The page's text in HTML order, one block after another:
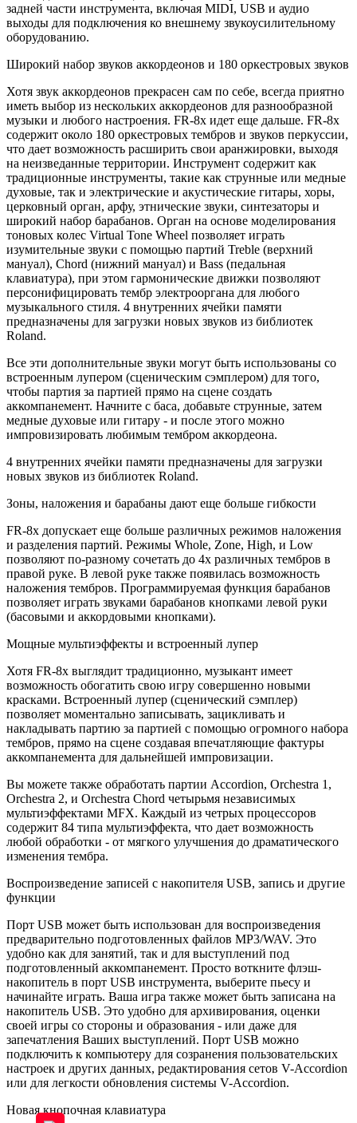
задней части инструмента, включая MIDI, USB и аудио
выходы для подключения ко внешнему звукоусилительному
оборудованию.
Широкий набор звуков аккордеонов и 180 оркестровых звуков
Хотя звук аккордеонов прекрасен сам по себе, всегда приятно
иметь выбор из нескольких аккордеонов для разнообразной
музыки и любого настроения. FR-8x идет еще дальше. FR-8x
содержит около 180 оркестровых тембров и звуков перкуссии,
что дает возможность расширить свои аранжировки, выходя
на неизведанные территории. Инструмент содержит как
традиционные инструменты, такие как струнные или медные
духовые, так и электрические и акустические гитары, хоры,
церковный орган, арфу, этнические звуки, синтезаторы и
широкий набор барабанов. Орган на основе моделирования
тоновых колес Virtual Tone Wheel позволяет играть
изумительные звуки с помощью партий Treble (верхний
мануал), Chord (нижний мануал) и Bass (педальная
клавиатура), при этом гармонические движки позволяют
персонифицировать тембр электрооргана для любого
музыкального стиля. 4 внутренних ячейки памяти
предназначены для загрузки новых звуков из библиотек
Roland.
Все эти дополнительные звуки могут быть использованы со
встроенным лупером (сценическим сэмплером) для того,
чтобы партия за партией прямо на сцене создать
аккомпанемент. Начните с баса, добавьте струнные, затем
медные духовые или гитару - и после этого можно
импровизировать любимым тембром аккордеона.
4 внутренних ячейки памяти предназначены для загрузки
новых звуков из библиотек Roland.
Зоны, наложения и барабаны дают еще больше гибкости
FR-8x допускает еще больше различных режимов наложения
и разделения партий. Режимы Whole, Zone, High, и Low
позволяют по-разному сочетать до 4х различных тембров в
правой руке. В левой руке также появилась возможность
наложения тембров. Программируемая функция барабанов
позволяет играть звуками барабанов кнопками левой руки
(басовыми и аккордовыми кнопками).
Мощные мультиэффекты и встроенный лупер
Хотя FR-8x выглядит традиционно, музыкант имеет
возможность обогатить свою игру совершенно новыми
красками. Встроенный лупер (сценический сэмплер)
позволяет моментально записывать, зацикливать и
накладывать партию за партией с помощью огромного набора
тембров, прямо на сцене создавая впечатляющие фактуры
аккомпанемента для дальнейшей импровизации.
Вы можете также обработать партии Accordion, Orchestra 1,
Orchestra 2, и Orchestra Chord четырьмя независимых
мультиэффектами MFX. Каждый из четрых процессоров
содержит 84 типа мультиэффекта, что дает возможность
любой обработки - от мягкого улучшения до драматического
изменения тембра.
Воспроизведение записей с накопителя USB, запись и другие
функции
Порт USB может быть использован для воспроизведения
предварительно подготовленных файлов MP3/WAV. Это
удобно как для занятий, так и для выступлений под
подготовленный аккомпанемент. Просто воткните флэш-
накопитель в порт USB инструмента, выберите пьесу и
начинайте играть. Ваша игра также может быть записана на
накопитель USB. Это удобно для архивирования, оценки
своей игры со стороны и образования - или даже для
запечатления Ваших выступлений. Порт USB можно
подключить к компьютеру для созранения пользовательских
настроек и других данных, редактирования сетов V-Accordion
или для легкости обновления системы V-Accordion.
Новая кнопочная клавиатура